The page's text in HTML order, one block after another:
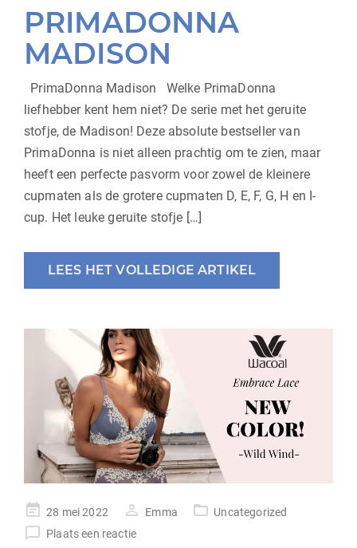
PRIMADONNA
MADISON
PrimaDonna Madison Welke PrimaDonna
liefhebber kent hem niet? De serie met het geruite
stofje, de Madison! Deze absolute bestseller van
PrimaDonna is niet alleen prachtig om te zien, maar
heeft een perfecte pasvorm voor zowel de kleinere
cupmaten als de grotere cupmaten D, E, F, G, H en I-
cup. Het leuke geruite stofje […]
LEES HET VOLLEDIGE ARTIKEL
geplaatst
op
28 mei 2022 Emma
Uncategorized
Plaats een reactie